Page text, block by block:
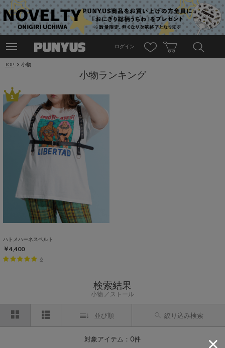
ログイン
TOP 小物
小物ランキング
1
ハトメハーネスベルト
￥4,400
6
検索結果
小物 ストール
並び順 絞り込み検索
対象アイテム：0件